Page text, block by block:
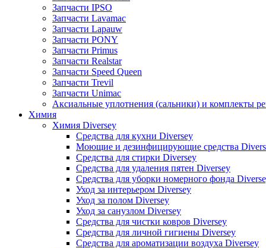
Запчасти IPSO
Запчасти Lavamac
Запчасти Lapauw
Запчасти PONY
Запчасти Primus
Запчасти Realstar
Запчасти Speed Queen
Запчасти Trevil
Запчасти Unimac
Аксиальные уплотнения (сальники) и комплекты
Химия
Химия Diversey
Средства для кухни Diversey
Моющие и дезинфицирующие средства
Средства для стирки Diversey
Средства для удаления пятен Diversey
Средства для уборки номерного фонда
Уход за интерьером Diversey
Уход за полом Diversey
Уход за санузлом Diversey
Средства для чистки ковров Diversey
Средства для личной гигиены Diversey
Средства для ароматизации воздуха Diversey